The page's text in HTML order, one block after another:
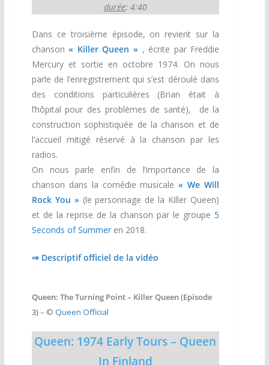
durée: 4:40
Dans ce troisième épisode, on revient sur la
chanson« Killer Queen » , écrite par Freddie
Mercury et sortie en octobre 1974. On nous
parle de l’enregistrement qui s’est déroulé dans
des conditions particulières (Brian était à
l’hôpital pour des problèmes de santé), de la
construction sophistiquée de la chanson et de
l’accueil mitigé réservé à la chanson par les
radios.
On nous parle enfin de l’importance de la
chanson dans la comédie musicale« We Will
Rock You » (le personnage de la Killer Queen)
et de la reprise de la chanson par le groupe5
Seconds of Summeren 2018.
⇒ Descriptif officiel de la vidéo
Queen: The Turning Point – Killer Queen(Episode
3)– © Queen Official
Queen: 1974 Early Tours – Queen
In Finland